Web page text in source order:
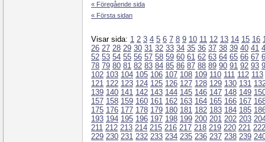
« Föregående sida
« Första sidan
Visar sida: 1 2 3 4 5 6 7 8 9 10 11 12 13 14 15 16
26 27 28 29 30 31 32 33 34 35 36 37 38 39 40 41
52 53 54 55 56 57 58 59 60 61 62 63 64 65 66 67
78 79 80 81 82 83 84 85 86 87 88 89 90 91 92 93
102 103 104 105 106 107 108 109 110 111 112 113
121 122 123 124 125 126 127 128 129 130 131
139 140 141 142 143 144 145 146 147 148 149
157 158 159 160 161 162 163 164 165 166 167
175 176 177 178 179 180 181 182 183 184 185
193 194 195 196 197 198 199 200 201 202 203
211 212 213 214 215 216 217 218 219 220 221 222
229 230 231 232 233 234 235 236 237 238 239